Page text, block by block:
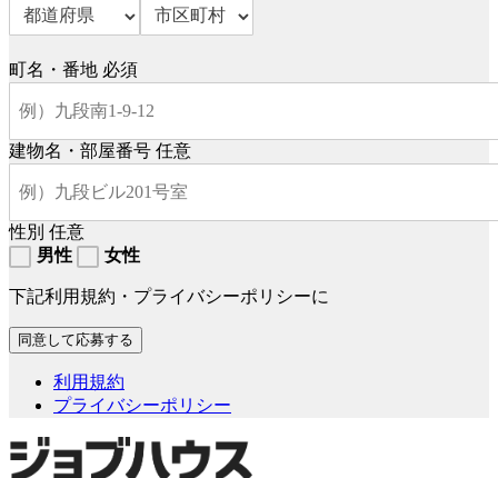
町名・番地 必須
建物名・部屋番号 任意
性別 任意
男性
女性
下記利用規約・プライバシーポリシーに
利用規約
プライバシーポリシー